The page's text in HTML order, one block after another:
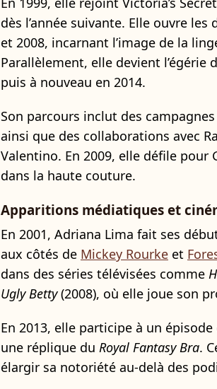
dès l’année suivante. Elle ouvre
et 2008, incarnant l’image de la
Parallèlement, elle devient l’égérie
puis à nouveau en 2014.
Son parcours inclut des
ainsi que des collaborations avec
Valentino. En 2009, elle défile pour
dans la haute couture.
Apparitions médiatiques et
En 2001, Adriana Lima fait ses
aux côtés de Mickey Rourke et
dans des séries télévisées comme
Ugly Betty(2008), où elle joue son
En 2013, elle participe à un épisode
une réplique du Royal Fantasy Bra.
élargir sa notoriété au-delà des